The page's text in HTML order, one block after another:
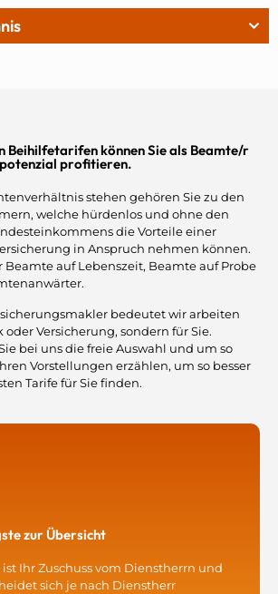
Beihilfetarifen können Sie als Beamte/r
profitieren.
stehen gehören Sie zu den
welche hürdenlos und ohne den
die Vorteile einer
in Anspruch nehmen können.
Beamte auf Lebenszeit, Beamte auf Probe
bedeutet wir arbeiten
Versicherung, sondern für Sie.
bei uns die freie Auswahl und um so
Vorstellungen erzählen, um so besser
Tarife für Sie finden.
zur Übersicht
Ihr Zuschuss vom Dienstherrn und
sich je nach Dienstherr